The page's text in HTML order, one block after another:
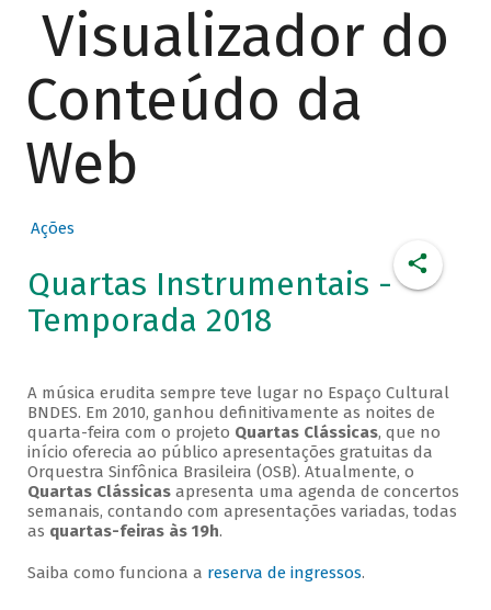
Visualizador do
Conteúdo da
Web
Ações
Quartas Instrumentais -
Temporada 2018
A música erudita sempre teve lugar no Espaço Cultural
BNDES. Em 2010, ganhou definitivamente as noites de
quarta-feira com o projeto Quartas Clássicas, que no
início oferecia ao público apresentações gratuitas da
Orquestra Sinfônica Brasileira (OSB). Atualmente, o
Quartas Clássicasapresenta uma agenda de concertos
semanais, contando com apresentações variadas, todas
as quartas-feiras às 19h.
Saiba como funciona a reserva de ingressos.